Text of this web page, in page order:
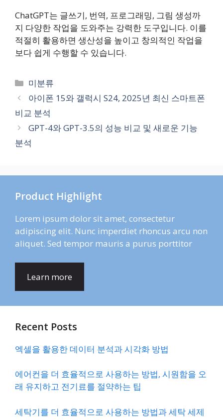
ChatGPT는 글쓰기, 번역, 프로그래밍, 그림 생성까
지 다양한 작업을 도와주는 강력한 도구입니다. 이를
적절히 활용하면 생산성을 높이고 창의적인 작업을
보다 쉽게 수행할 수 있습니다.
카
테
고
리
미분류
아이폰 15와 갤럭시 S24, 2025년 최신 스마트폰
비교 분석
GPT-4와 GPT-3.5의 성능 비교 및 새로운 기능
분석
Product Highlight
Lorem ipsum dolor sit amet, consectetur
adipiscing elit. Nunc imperdiet rhoncus arcu non
aliquet. Sed tempor mauris a purus porttitor
Learn more
Recent Posts
엑셀을 활용한 데이터 분석과 시각화 방법
에어컨을 더 효율적으로 사용하는 방법, 시원함을 오
래 유지하고 전기료를 절약하는 팁
세탁기를 더 효율적으로 사용하는 방법과 세탁 세제